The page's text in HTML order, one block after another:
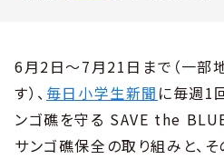
6月2日～7月21日まで（一部
す）、 毎日小学生新聞 に毎週1
ンゴ礁を守る SAVE the BLUE
サンゴ礁保全の取り組みと、